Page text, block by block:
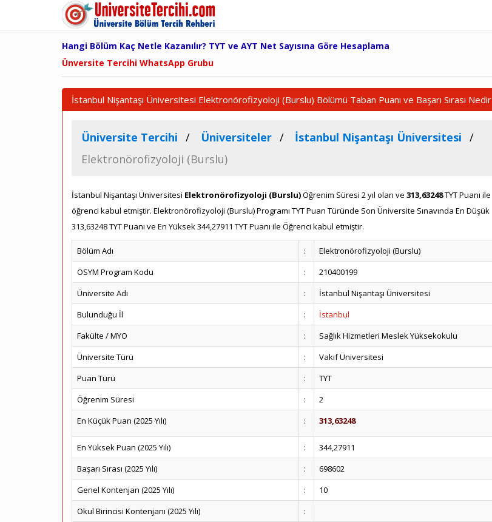
Hangi Bölüm Kaç Netle Kazanılır? TYT ve AYT Net Sayısına Göre Hesaplama
Ünversite Tercihi WhatsApp Grubu
İstanbul Nişantaşı Üniversitesi Elektronörofizyoloji (Burslu) Bölümü Taban Puanı ve Başarı Sırası Nedir
Üniversite Tercihi Üniversiteler
İstanbul Nişantaşı Üniversitesi
Elektronörofizyoloji (Burslu)
İstanbul Nişantaşı Üniversitesi Elektronörofizyoloji (Burslu)Öğrenim Süresi 2 yıl olan ve 313,63248TYT Puanı ile
öğrenci kabul etmiştir. Elektronörofizyoloji (Burslu) Programı TYT Puan Türünde Son Üniversite Sınavında En Düşük
313,63248 TYT Puanı ve En Yüksek 344,27911 TYT Puanı ile Öğrenci kabul etmiştir.
Bölüm Adı :
Elektronörofizyoloji (Burslu)
ÖSYM Program Kodu
:
210400199
Üniversite Adı
:
İstanbul Nişantaşı Üniversitesi
Bulunduğu İl
:
İstanbul
Fakülte / MYO
:
Sağlık Hizmetleri Meslek Yüksekokulu
Üniversite Türü
:
Vakıf Üniversitesi
Puan Türü
:
TYT
Öğrenim Süresi
:
2
En Küçük Puan (2025 Yılı)
: 313,63248
En Yüksek Puan (2025 Yılı) :
344,27911
Başarı Sırası (2025 Yılı)
:
698602
Genel Kontenjan (2025 Yılı)
:
10
Okul Birincisi Kontenjanı (2025 Yılı)
: